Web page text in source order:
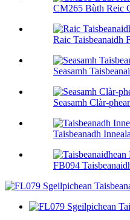
CM265 Bùth Reic
Raic Taisbeanaidh
Seasamh
Seasamh Clàr-
Taisbeanadh
FB094